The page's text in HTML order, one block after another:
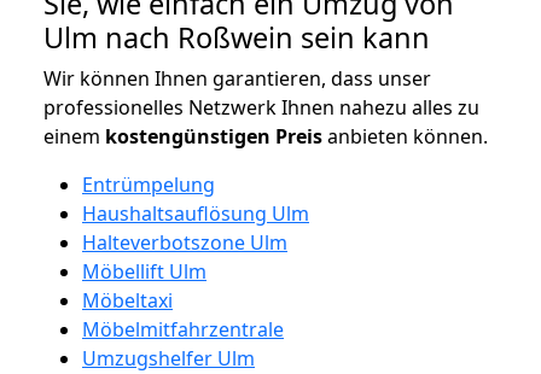
Ulm nach Roßwein sein kann
Wir können Ihnen garantieren, dass unser
professionelles Netzwerk Ihnen nahezu alles zu
einem kostengünstigen Preisanbieten können.
Entrümpelung
Haushaltsauflösung Ulm
Halteverbotszone Ulm
Möbellift Ulm
Möbeltaxi
Möbelmitfahrzentrale
Umzugshelfer Ulm